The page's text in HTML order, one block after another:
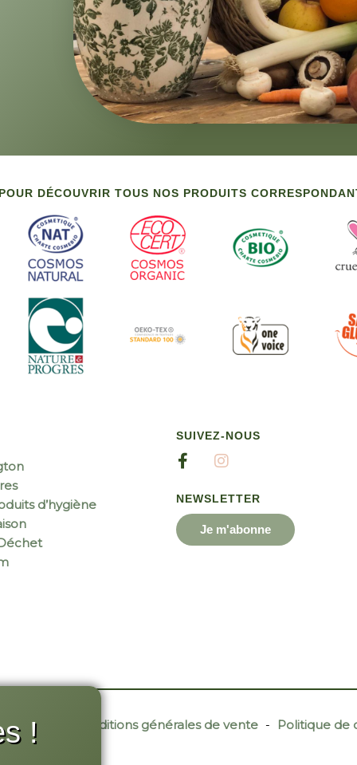
DÉCOUVRIR TOUS NOS PRODUITS
d’hygiène
SUIVEZ-NOUS
NEWSLETTER
Je m'abonne
Contact Conditions générales de vente - Politique de
!